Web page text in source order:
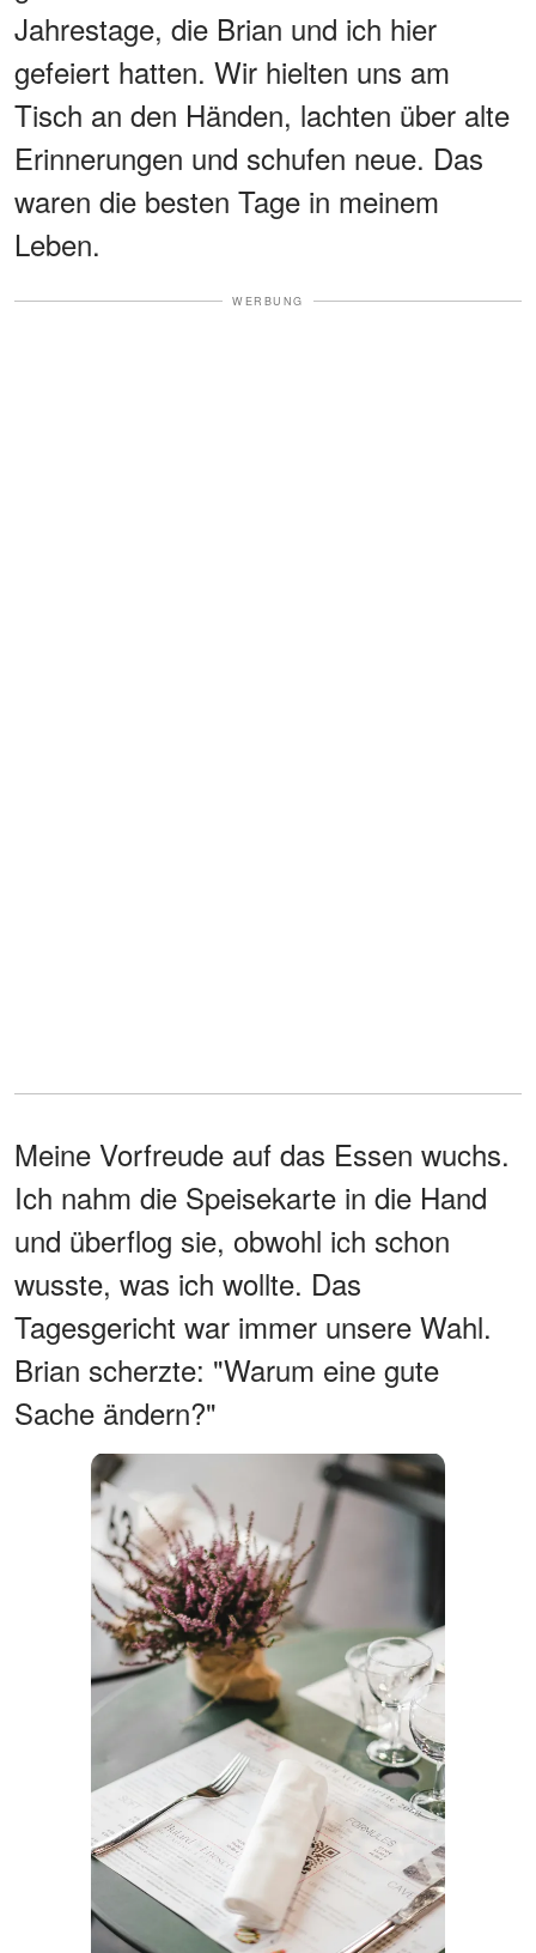
Jahrestage, die Brian und ich hier
gefeiert hatten. Wir hielten uns am
Tisch an den Händen, lachten über alte
Erinnerungen und schufen neue. Das
waren die besten Tage in meinem
Leben.
WERBUNG
Meine Vorfreude auf das Essen wuchs.
Ich nahm die Speisekarte in die Hand
und überflog sie, obwohl ich schon
wusste, was ich wollte. Das
Tagesgericht war immer unsere Wahl.
Brian scherzte: "Warum eine gute
Sache ändern?"